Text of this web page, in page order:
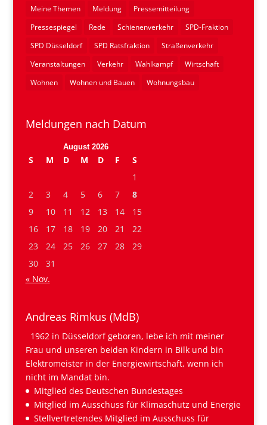
Meine Themen
Meldung
Pressemitteilung
Pressespiegel
Rede Schienenverkehr
SPD-Fraktion
SPD Düsseldorf
SPD Ratsfraktion
Straßenverkehr
Veranstaltungen
Verkehr Wahlkampf
Wirtschaft
Wohnen
Wohnen und Bauen Wohnungsbau
Meldungen nach Datum
August 2026
S M D M D F
S
1
2
3 4 5 6 7
8
9
10 11 12 13 14
15
16
17 18 19 20 21
22
23
24 25 26 27 28
29
30
31
« Nov.
Andreas Rimkus (MdB)
1962 in Düsseldorf geboren, lebe ich mit meiner
Frau und unseren beiden Kindern in Bilk und bin
Elektromeister in der Energiewirtschaft, wenn ich
nicht im Mandat bin.
Mitglied des Deutschen Bundestages
Mitglied im Ausschuss für Klimaschutz und Energie
Stellvertretendes Mitglied im Ausschuss für